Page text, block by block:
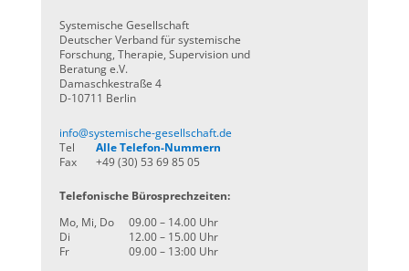
Systemische Gesellschaft
Deutscher Verband für systemische
Forschung, Therapie, Supervision und
Beratung e.V.
Damaschkestraße 4
D-10711 Berlin
info@systemische-gesellschaft.de
Tel
Alle Telefon-Nummern
Fax
+49 (30) 53 69 85 05
Telefonische Bürosprechzeiten:
Mo, Mi, Do
09.00 – 14.00 Uhr
Di
12.00 – 15.00 Uhr
Fr
09.00 – 13:00 Uhr